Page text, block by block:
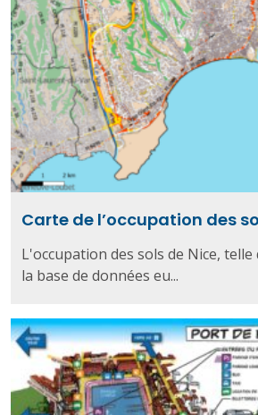
Carte de l’occupation des
L'occupation des sols de Nice,
la base de données eu...